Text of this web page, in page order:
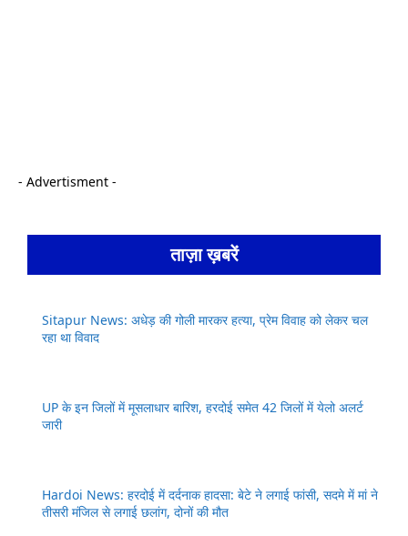
- Advertisment -
ताज़ा ख़बरें
Sitapur News: अधेड़ की गोली मारकर हत्या, प्रेम विवाह को लेकर चल
रहा था विवाद
UP के इन जिलों में मूसलाधार बारिश, हरदोई समेत 42 जिलों में येलो अलर्ट
जारी
Hardoi News: हरदोई में दर्दनाक हादसा: बेटे ने लगाई फांसी, सदमे में मां ने
तीसरी मंजिल से लगाई छलांग, दोनों की मौत